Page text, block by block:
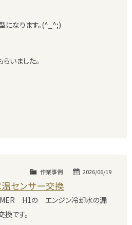
になります。(^_^;)
いました。
2026/06/19
作業事例
センサー交換
H1の エンジン冷却水の漏
です。